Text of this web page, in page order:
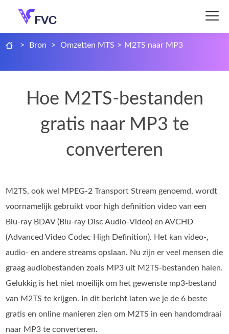
> Bron > Omzetten MTS > M2TS naar MP3
Hoe M2TS-bestanden
gratis naar MP3 te
converteren
M2TS, ook wel MPEG-2 Transport Stream genoemd, wordt
voornamelijk gebruikt voor high definition video van een
Blu-ray BDAV (Blu-ray Disc Audio-Video) en AVCHD
(Advanced Video Codec High Definition). Het kan video-,
audio- en andere streams opslaan. Nu zijn er veel mensen die
graag audiobestanden zoals MP3 uit M2TS-bestanden halen.
Gelukkig is het niet moeilijk om het gewenste mp3-bestand
van M2TS te krijgen. In dit bericht laten we je de 6 beste
gratis en online manieren zien om M2TS in een handomdraai
naar MP3 te converteren.